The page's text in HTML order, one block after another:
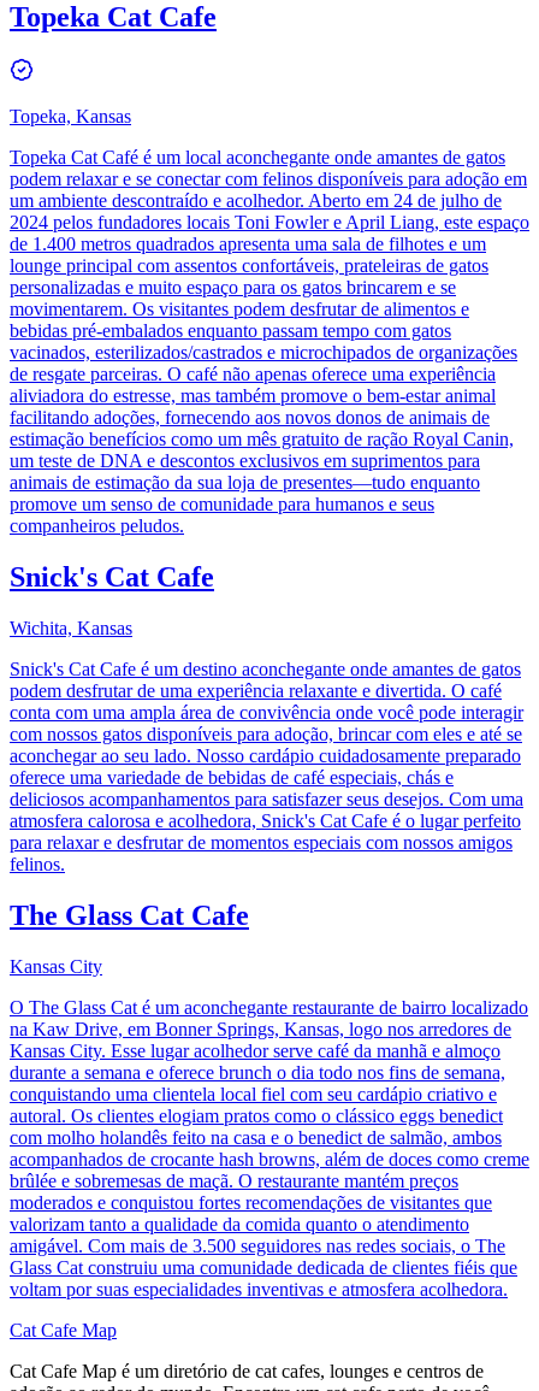
Topeka Cat Cafe
Topeka, Kansas
Topeka Cat Café é um local aconchegante onde amantes de gatos
podem relaxar e se conectar com felinos disponíveis para adoção em
um ambiente descontraído e acolhedor. Aberto em 24 de julho de
2024 pelos fundadores locais Toni Fowler e April Liang, este espaço
de 1.400 metros quadrados apresenta uma sala de filhotes e um
lounge principal com assentos confortáveis, prateleiras de gatos
personalizadas e muito espaço para os gatos brincarem e se
movimentarem. Os visitantes podem desfrutar de alimentos e
bebidas pré-embalados enquanto passam tempo com gatos
vacinados, esterilizados/castrados e microchipados de organizações
de resgate parceiras. O café não apenas oferece uma experiência
aliviadora do estresse, mas também promove o bem-estar animal
facilitando adoções, fornecendo aos novos donos de animais de
estimação benefícios como um mês gratuito de ração Royal Canin,
um teste de DNA e descontos exclusivos em suprimentos para
animais de estimação da sua loja de presentes—tudo enquanto
promove um senso de comunidade para humanos e seus
companheiros peludos.
Snick's Cat Cafe
Wichita, Kansas
Snick's Cat Cafe é um destino aconchegante onde amantes de gatos
podem desfrutar de uma experiência relaxante e divertida. O café
conta com uma ampla área de convivência onde você pode interagir
com nossos gatos disponíveis para adoção, brincar com eles e até se
aconchegar ao seu lado. Nosso cardápio cuidadosamente preparado
oferece uma variedade de bebidas de café especiais, chás e
deliciosos acompanhamentos para satisfazer seus desejos. Com uma
atmosfera calorosa e acolhedora, Snick's Cat Cafe é o lugar perfeito
para relaxar e desfrutar de momentos especiais com nossos amigos
felinos.
The Glass Cat Cafe
Kansas City
O The Glass Cat é um aconchegante restaurante de bairro localizado
na Kaw Drive, em Bonner Springs, Kansas, logo nos arredores de
Kansas City. Esse lugar acolhedor serve café da manhã e almoço
durante a semana e oferece brunch o dia todo nos fins de semana,
conquistando uma clientela local fiel com seu cardápio criativo e
autoral. Os clientes elogiam pratos como o clássico eggs benedict
com molho holandês feito na casa e o benedict de salmão, ambos
acompanhados de crocante hash browns, além de doces como creme
brûlée e sobremesas de maçã. O restaurante mantém preços
moderados e conquistou fortes recomendações de visitantes que
valorizam tanto a qualidade da comida quanto o atendimento
amigável. Com mais de 3.500 seguidores nas redes sociais, o The
Glass Cat construiu uma comunidade dedicada de clientes fiéis que
voltam por suas especialidades inventivas e atmosfera acolhedora.
Cat Cafe Map
Cat Cafe Map é um diretório de cat cafes, lounges e centros de